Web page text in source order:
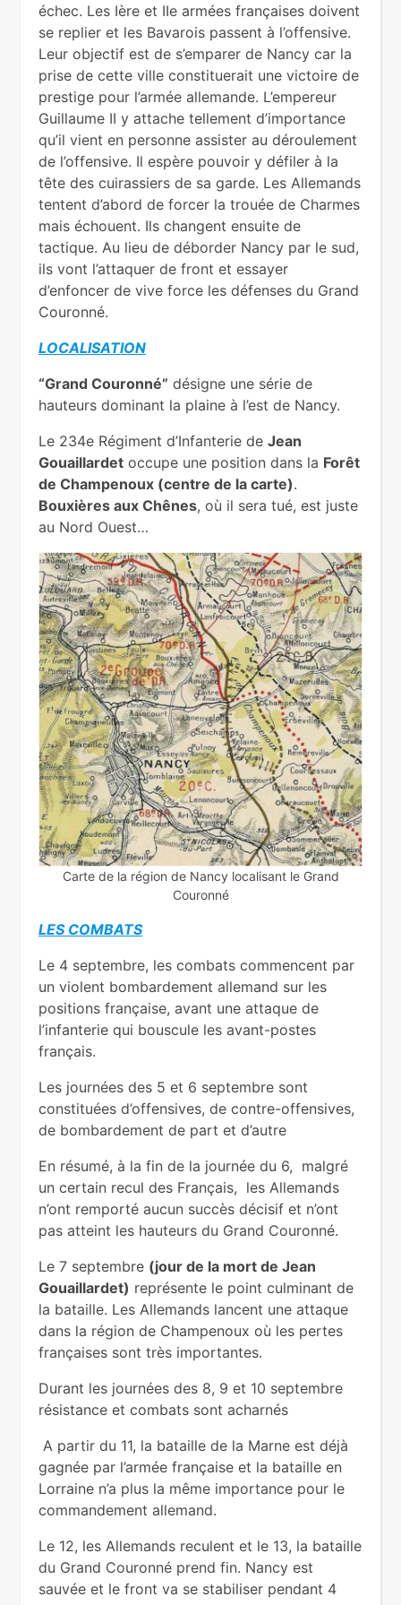
échec. Les Ière et IIe armées françaises doivent
se replier et les Bavarois passent à l’offensive.
Leur objectif est de s’emparer de Nancy car la
prise de cette ville constituerait une victoire de
prestige pour l’armée allemande. L’empereur
Guillaume II y attache tellement d’importance
qu’il vient en personne assister au déroulement
de l’offensive. Il espère pouvoir y défiler à la
tête des cuirassiers de sa garde. Les Allemands
tentent d’abord de forcer la trouée de Charmes
mais échouent. Ils changent ensuite de
tactique. Au lieu de déborder Nancy par le sud,
ils vont l’attaquer de front et essayer
d’enfoncer de vive force les défenses du Grand
Couronné.
LOCALISATION
“Grand Couronné” désigne une série de
hauteurs dominant la plaine à l’est de Nancy.
Le 234e Régiment d’Infanterie de Jean
Gouaillardet occupe une position dans la Forêt
de Champenoux (centre de la carte).
Bouxières aux Chênes, où il sera tué, est juste
au Nord Ouest…
Carte de la région de Nancy localisant le Grand
Couronné
LES COMBATS
Le 4 septembre, les combats commencent par
un violent bombardement allemand sur les
positions française, avant une attaque de
l’infanterie qui bouscule les avant-postes
français.
Les journées des 5 et 6 septembre sont
constituées d’offensives, de contre-offensives,
de bombardement de part et d’autre
En résumé, à la fin de la journée du 6, malgré
un certain recul des Français, les Allemands
n’ont remporté aucun succès décisif et n’ont
pas atteint les hauteurs du Grand Couronné.
Le 7 septembre (jour de la mort de Jean
Gouaillardet) représente le point culminant de
la bataille. Les Allemands lancent une attaque
dans la région de Champenoux où les pertes
françaises sont très importantes.
Durant les journées des 8, 9 et 10 septembre
résistance et combats sont acharnés
A partir du 11, la bataille de la Marne est déjà
gagnée par l’armée française et la bataille en
Lorraine n’a plus la même importance pour le
commandement allemand.
Le 12, les Allemands reculent et le 13, la bataille
du Grand Couronné prend fin. Nancy est
sauvée et le front va se stabiliser pendant 4